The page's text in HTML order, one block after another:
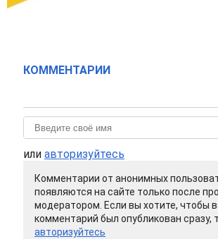
КОММЕНТАРИИ
или авторизуйтесь
Комментарии от анонимных
появляются на сайте только после
модератором. Если вы хотите, чтобы
комментарий был опубликован сразу,
авторизуйтесь